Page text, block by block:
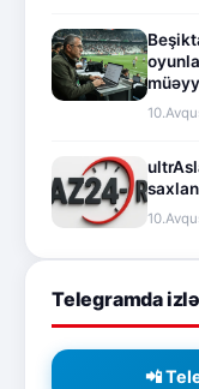
Telegramda
📲